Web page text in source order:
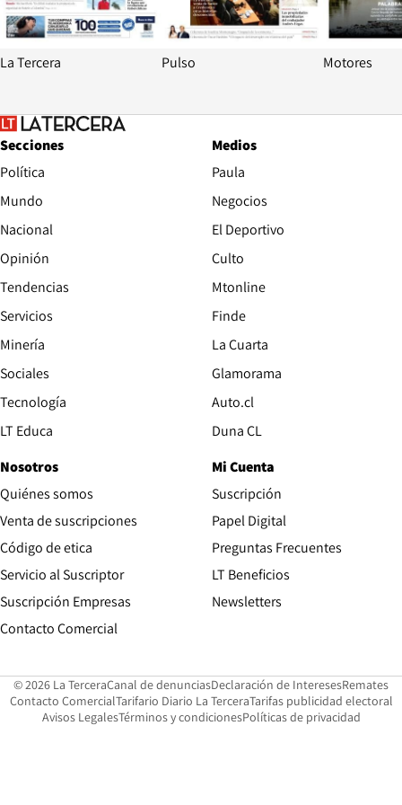
La Tercera Pulso Motores
Secciones
Política
Mundo
Nacional
Opinión
Tendencias
Servicios
Minería
Sociales
Tecnología
LT Educa
Medios
Paula
Negocios
El Deportivo
Culto
Mtonline
Finde
La Cuarta
Glamorama
Auto.cl
Duna CL
Nosotros
Quiénes somos
Venta de suscripciones
Código de etica Opens in new window
Servicio al Suscriptor
Suscripción Empresas
Contacto Comercial
Mi Cuenta
Suscripción
Papel Digital
Preguntas Frecuentes
LT Beneficios
Newsletters
© 2026 La TerceraCanal de denunciasOpens in new window
Declaración de InteresesOpens in
Remates
Contacto ComercialOpens in new window
Tarifario Diario La TerceraOpens in new window
Tarifas publicidad electoral
Avisos LegalesOpens in new window
Términos y condicionesPolíticas de privacidad